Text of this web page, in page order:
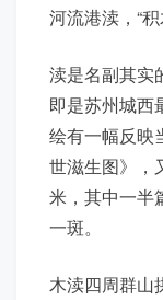
河流港渎，“
渎是名副其实
即是苏州城西
绘有一幅反映
世滋生图》，
米，其中一半
一斑。
木渎四周群山